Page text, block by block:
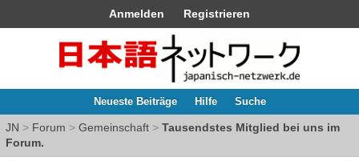
Anmelden Registrieren
Neueste Beiträge Hilfe Suche
JN > Forum > Gemeinschaft > Tausendstes Mitglied bei uns im
Forum.